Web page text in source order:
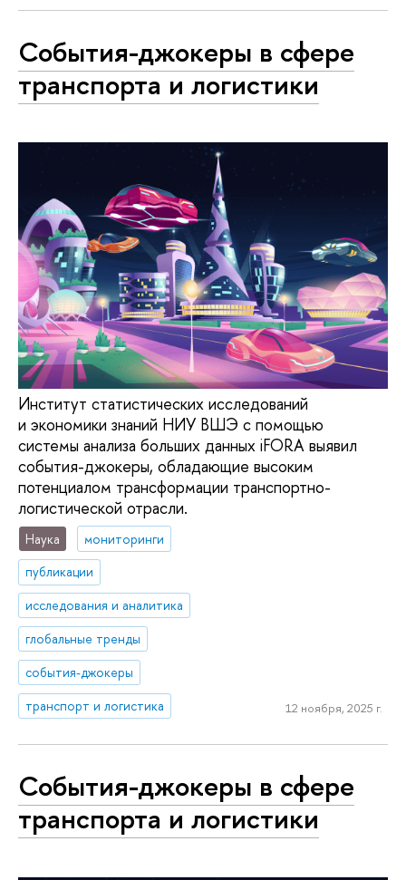
События-джокеры в сфере
транспорта и логистики
Институт статистических исследований
и экономики знаний НИУ ВШЭ с помощью
системы анализа больших данных iFORA выявил
события-джокеры, обладающие высоким
потенциалом трансформации транспортно-
логистической отрасли.
Наука
мониторинги
публикации
исследования и аналитика
глобальные тренды
события-джокеры
транспорт и логистика
12 ноября, 2025 г.
События-джокеры в сфере
транспорта и логистики